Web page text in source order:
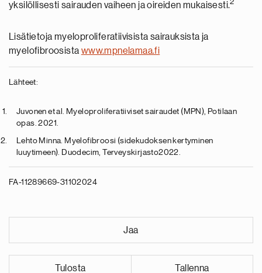
yksilöllisesti sairauden vaiheen ja oireiden mukaisesti.2
Lisätietoja myeloproliferatiivisista sairauksista ja
myelofibroosista www.mpnelamaa.fi
Lähteet:
Juvonen et al. Myeloproliferatiiviset sairaudet (MPN), Potilaan
opas. 2021.
Lehto Minna. Myelofibroosi (sidekudoksen kertyminen
luuytimeen). Duodecim, Terveyskirjasto2022.
FA-11289669-31102024
Jaa
Tulosta Tallenna